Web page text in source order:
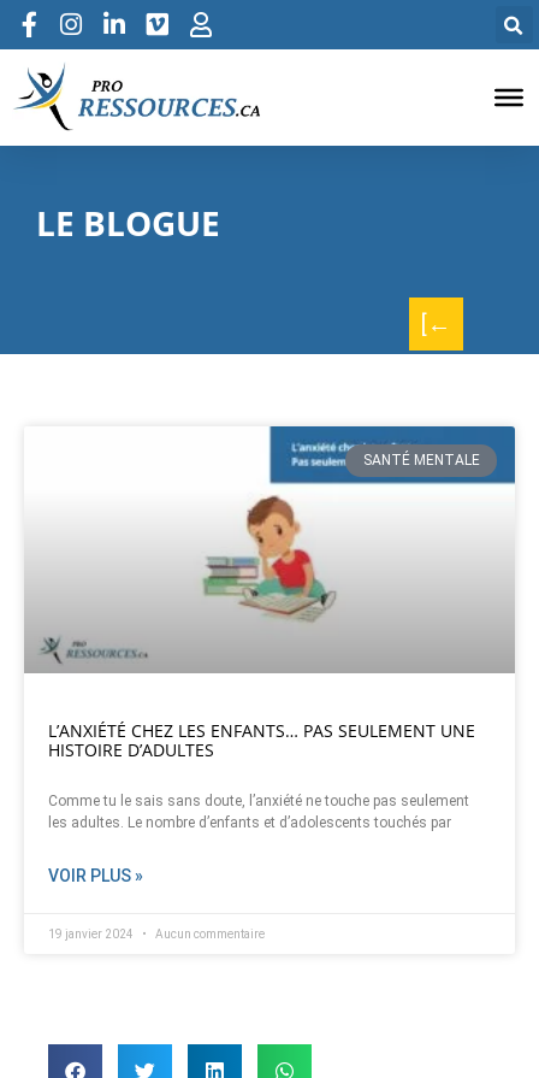
LE BLOGUE
[←
SANTÉ MENTALE
L’ANXIÉTÉ CHEZ LES ENFANTS… PAS SEULEMENT UNE
HISTOIRE D’ADULTES
Comme tu le sais sans doute, l’anxiété ne touche pas seulement
les adultes. Le nombre d’enfants et d’adolescents touchés par
VOIR PLUS »
19 janvier 2024 Aucun commentaire